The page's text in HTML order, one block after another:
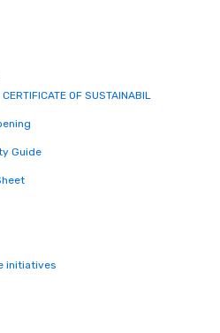
OF SUSTAINABIL
Guide
initiatives